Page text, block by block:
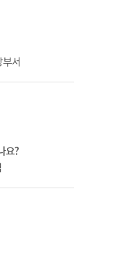
서
요?